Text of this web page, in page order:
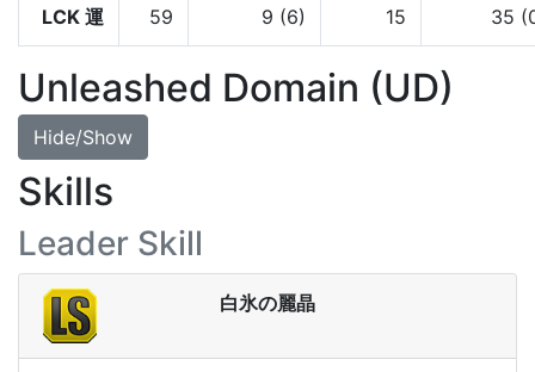
LCK 運 59 9 (6) 15 35
Unleashed Domain (UD)
Hide/Show
Skills
Leader Skill
白氷の麗晶